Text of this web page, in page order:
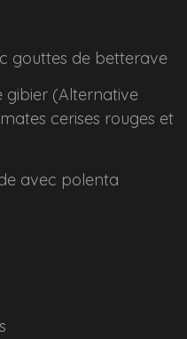
gouttes de betterave
gibier (Alternative
cerises rouges et
avec polenta